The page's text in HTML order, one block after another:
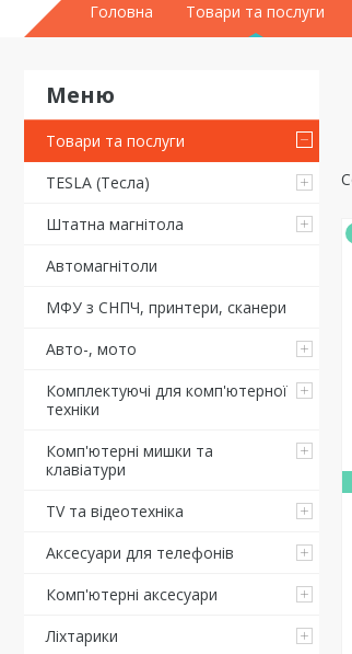
Головна Товари та послуги
Товари та послуги
TESLA (Тесла)
Штатна магнітола
Автомагнітоли
МФУ з СНПЧ, принтери, сканери
Авто-, мото
Комплектуючі для комп'ютерної
техніки
Комп'ютерні мишки та
клавіатури
TV та відеотехніка
Аксесуари для телефонів
Комп'ютерні аксесуари
Ліхтарики